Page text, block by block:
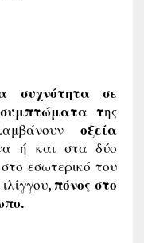
συχνότητα σε
της
οξεία
ή και στα δύο
στο εσωτερικό του
πόνος στο